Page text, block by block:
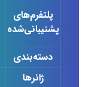
پلتفرم‌های
پشتیبانی‌شده
دسته‌بندی
ژانرها